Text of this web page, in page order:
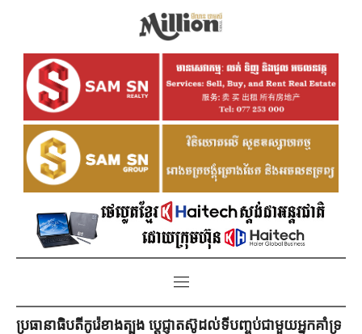
ប្រធានាធិបតីកូរ៉េខាងត្បូង ប្ដេជ្ញាតស៊ូដល់ទីបញ្ចប់ជាមួយអ្នកគាំទ្រ